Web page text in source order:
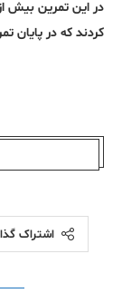
کردند که در پایان
اشتراک